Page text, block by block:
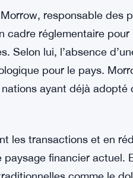
responsable des
cadre réglementaire
Selon lui, l’absence
pour le pays.
ayant déjà
les transactions et en
paysage financier actuel.